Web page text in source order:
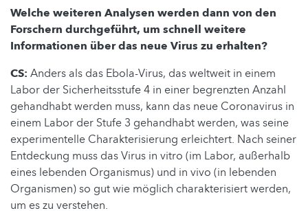
Welche weiteren Analysen werden dann von den
Forschern durchgeführt, um schnell weitere
Informationen über das neue Virus zu erhalten?
CS: Anders als das Ebola-Virus, das weltweit in einem
Labor der Sicherheitsstufe 4 in einer begrenzten Anzahl
gehandhabt werden muss, kann das neue Coronavirus in
einem Labor der Stufe 3 gehandhabt werden, was seine
experimentelle Charakterisierung erleichtert. Nach seiner
Entdeckung muss das Virus in vitro (im Labor, außerhalb
eines lebenden Organismus) und in vivo (in lebenden
Organismen) so gut wie möglich charakterisiert werden,
um es zu verstehen.